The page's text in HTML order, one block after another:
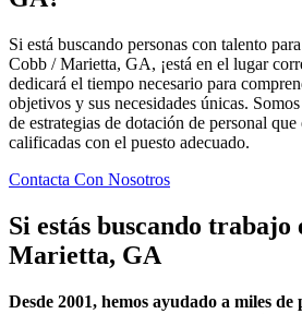
Si está buscando personas con talento
Cobb / Marietta, GA, ¡está en el lugar
dedicará el tiempo necesario para
objetivos y sus necesidades únicas.
de estrategias de dotación de personal que
calificadas con el puesto adecuado.
Contacta Con Nosotros
Si estás buscando trabajo
Marietta, GA
Desde 2001, hemos ayudado a miles